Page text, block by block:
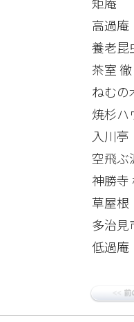
高過庵
養老昆
茶室 徹
ねむの
焼杉ハ
入川
空飛ぶ
神勝寺
草屋根
多治見
低過庵